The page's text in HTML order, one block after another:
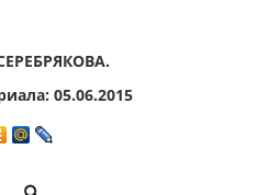
05.06.2015